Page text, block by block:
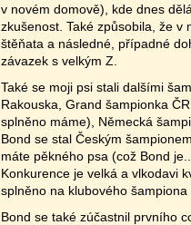
v novém domově), kde dnes
zkušenost. Také způsobila, že
štěňata a následné, případné
závazek s velkým Z.
Také se moji psi stali dalšími
Rakouska, Grand šampionka
splněno máme), Německá
Bond se stal Českým
máte pěkného psa (což Bond
Konkurence je velká a vlkodavi
splněno na klubového šampiona
Bond se také zúčastnil prvního